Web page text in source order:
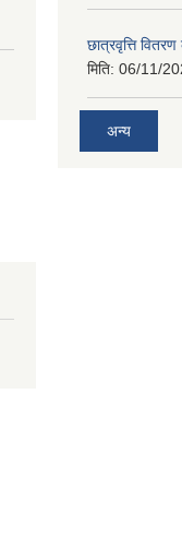
छात्रवृत्ति
मिति: 06/11/
अन्य